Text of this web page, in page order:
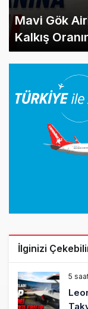
Mavi Gök
Kalkış
İlginizi
5